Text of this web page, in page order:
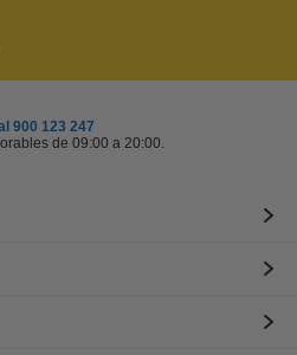
900 123 247
de 09:00 a 20:00.